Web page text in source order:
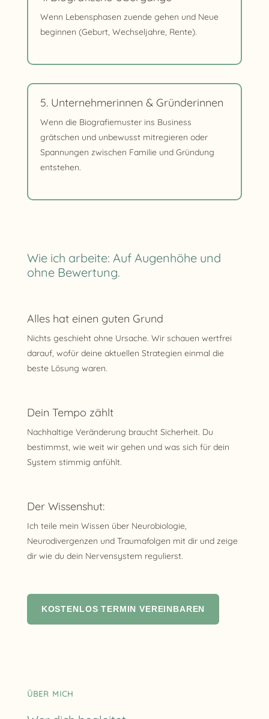
Wenn Lebensphasen zuende gehen und Neue
beginnen (Geburt, Wechseljahre, Rente).
5. Unternehmerinnen & Gründerinnen
Wenn die Biografiemuster ins Business
grätschen und unbewusst mitregieren oder
Spannungen zwischen Familie und Gründung
entstehen.
Wie ich arbeite: Auf Augenhöhe und
ohne Bewertung.
Alles hat einen guten Grund
Nichts geschieht ohne Ursache. Wir schauen wertfrei
darauf, wofür deine aktuellen Strategien einmal die
beste Lösung waren.
Dein Tempo zählt
Nachhaltige Veränderung braucht Sicherheit. Du
bestimmst, wie weit wir gehen und was sich für dein
System stimmig anfühlt.
Der Wissenshut:
Ich teile mein Wissen über Neurobiologie,
Neurodivergenzen und Traumafolgen mit dir und zeige
dir wie du dein Nervensystem regulierst.
KOSTENLOS TERMIN VEREINBAREN
ÜBER MICH